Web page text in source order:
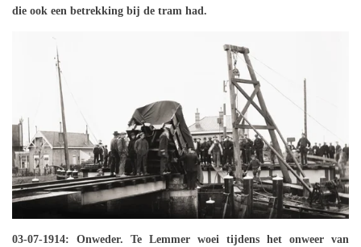
die ook een betrekking bij de tram had.
03-07-1914: Onweder. Te Lemmer woei tijdens het onweer van